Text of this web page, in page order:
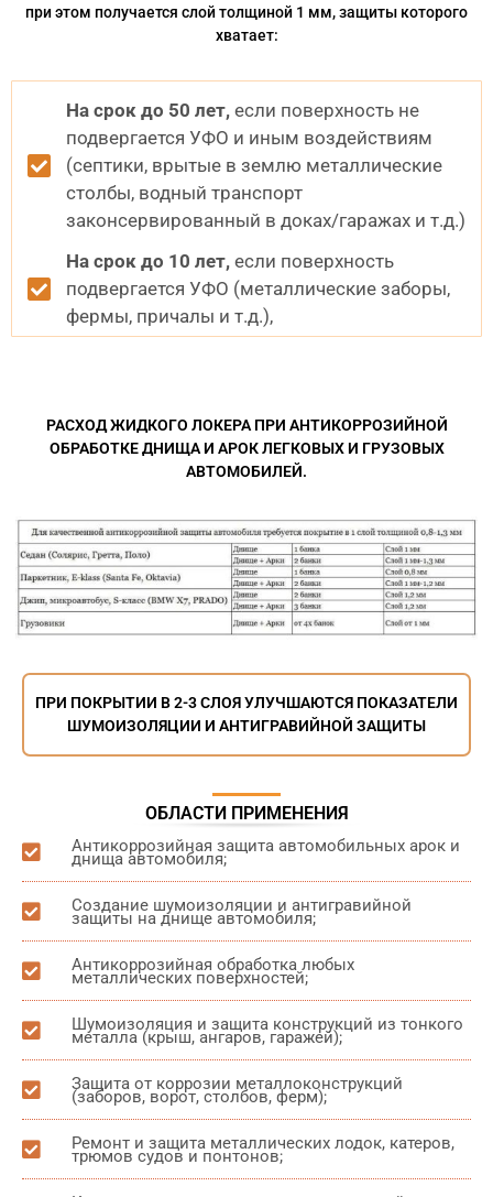
при этом получается слой толщиной 1 мм, защиты которого
хватает:
На срок до 50 лет, если поверхность не
подвергается УФО и иным воздействиям
(септики, врытые в землю металлические
столбы, водный транспорт
законсервированный в доках/гаражах и т.д.)
На срок до 10 лет, если поверхность
подвергается УФО (металлические заборы,
фермы, причалы и т.д.),
РАСХОД ЖИДКОГО ЛОКЕРА ПРИ АНТИКОРРОЗИЙНОЙ
ОБРАБОТКЕ ДНИЩА И АРОК ЛЕГКОВЫХ И ГРУЗОВЫХ
АВТОМОБИЛЕЙ.
ПРИ ПОКРЫТИИ В 2-3 СЛОЯ УЛУЧШАЮТСЯ ПОКАЗАТЕЛИ
ШУМОИЗОЛЯЦИИ И АНТИГРАВИЙНОЙ ЗАЩИТЫ
ОБЛАСТИ ПРИМЕНЕНИЯ
Антикоррозийная защита автомобильных арок и
днища автомобиля;
Создание шумоизоляции и антигравийной
защиты на днище автомобиля;
Антикоррозийная обработка любых
металлических поверхностей;
Шумоизоляция и защита конструкций из тонкого
металла (крыш, ангаров, гаражей);
Защита от коррозии металлоконструкций
(заборов, ворот, столбов, ферм);
Ремонт и защита металлических лодок, катеров,
трюмов судов и понтонов;